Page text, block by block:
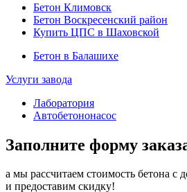
Бетон Климовск
Бетон Воскресенский район
Купить ЦПС в Шаховской
Бетон в Балашихе
Услуги завода
Лаборатория
Автобетононасос
Заполните форму
а мы рассчитаем стоимость бетона с
и предоставим скидку!